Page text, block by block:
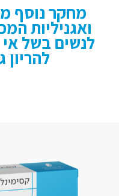
מחקר נוסף
ואגניליות
לנשים בשל אי
להריון